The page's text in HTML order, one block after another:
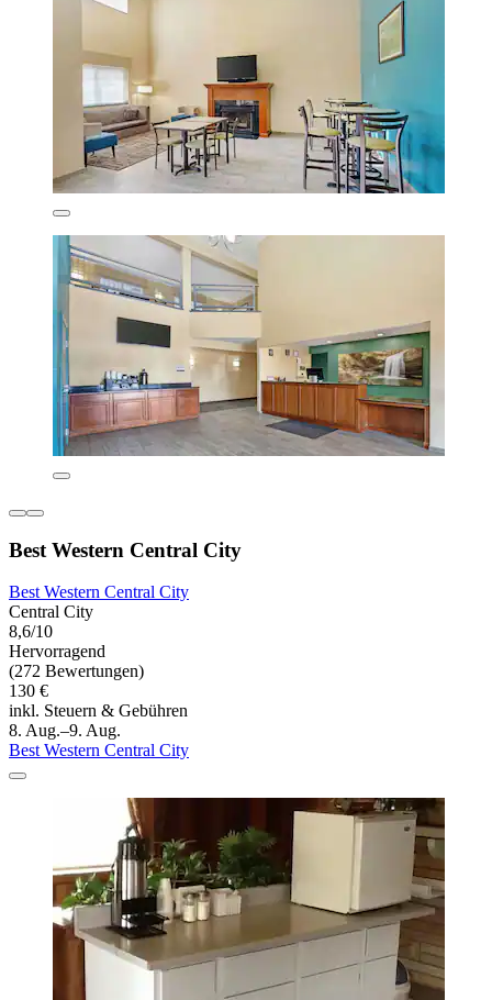
Best Western Central City
Best Western Central City
Central City
8,6/10
Hervorragend
(272 Bewertungen)
130 €
inkl. Steuern & Gebühren
8. Aug.–9. Aug.
Best Western Central City